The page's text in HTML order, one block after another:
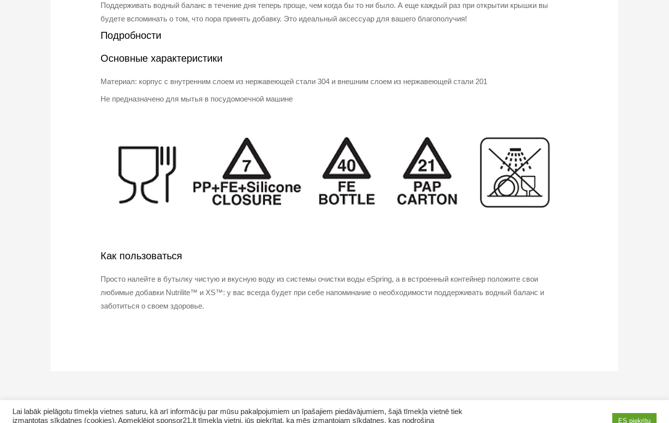
Поддерживать водный баланс в течение дня теперь проще, чем когда бы то ни было. А еще каждый раз при открытии крышки вы
будете вспоминать о том, что пора принять добавку. Это идеальный аксессуар для вашего благополучия!
Подробности
Основные характеристики
Материал: корпус с внутренним слоем из нержавеющей стали 304 и внешним слоем из нержавеющей стали 201
Не предназначено для мытья в посудомоечной машине
Как пользоваться
Просто налейте в бутылку чистую и вкусную воду из системы очистки воды eSpring, а в встроенный контейнер положите свои
любимые добавки Nutrilite™ и XS™: у вас всегда будет при себе напоминание о необходимости поддерживать водный баланс и
заботиться о своем здоровье.
Copyright © 2026 NamaMama.lv
Lai labāk pielāgotu tīmekļa vietnes saturu, kā arī informāciju par mūsu pakalpojumiem un īpašajiem piedāvājumiem, šajā tīmekļa vietnē tiek
izmantotas sīkdatnes (cookies). Apmeklējot sponsor21.lt tīmekļa vietni, jūs piekrītat, ka mēs izmantojam sīkdatnes, kas nodrošina
ES piekrītu